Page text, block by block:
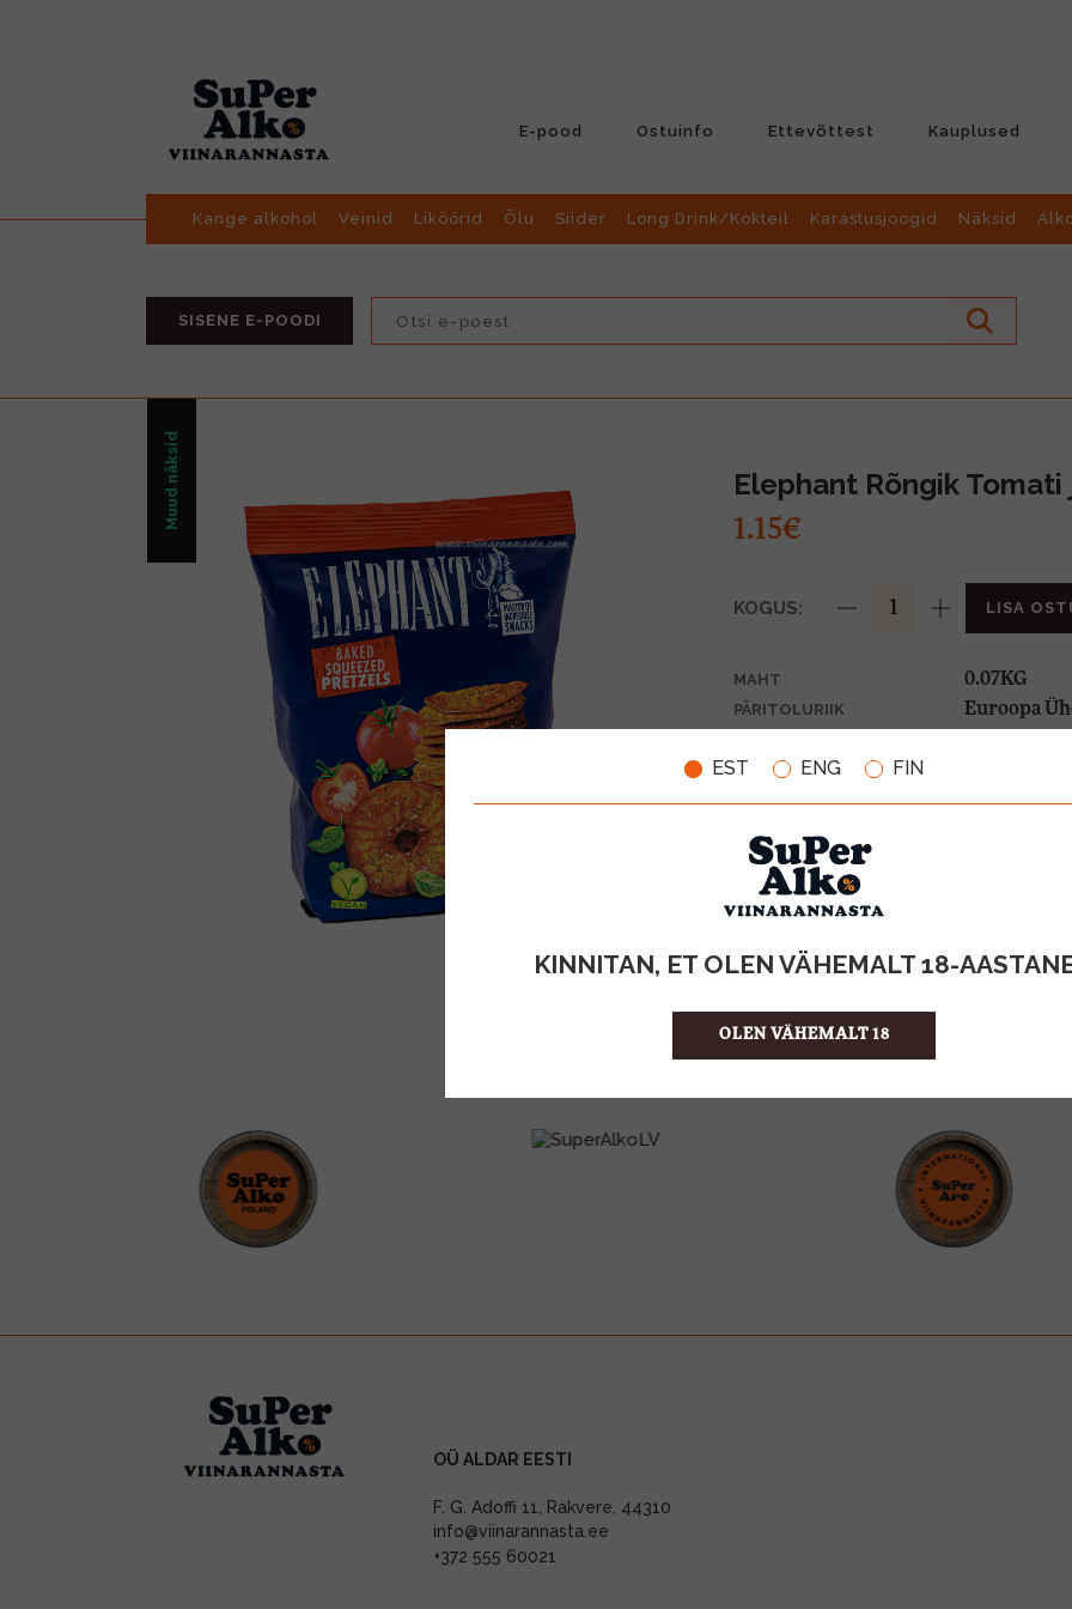
EST ENG FIN
KINNITAN, ET OLEN VÄHEMALT 18-
OLEN VÄHEMALT 18
E-pood Ostuinfo Ettevõttest Kauplused
Kange alkohol Veinid Liköörid Õlu Siider Long Drink/Kokteil Karastusjoogid Näksid
SISENE E-POODI
Muud näksid Elephant Rõngik
1.15€
KOGUS: LISA
MAHT 0.07KG
PÄRITOLURIIK Euroopa
KOOD
KOGUS KASTIS
OÜ ALDAR EESTI
F. G. Adoffi 11, Rakvere, 44310
info@viinarannasta.ee
+372 555 60021